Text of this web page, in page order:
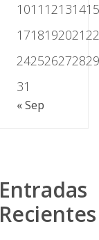
1011 121314
1718192021
2425262728
31
« Sep
Entradas
Recientes